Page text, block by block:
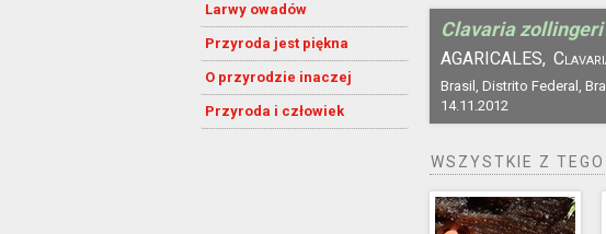
Larwy owadów
Przyroda jest piękna
O przyrodzie inaczej
Przyroda i człowiek
Clavaria zollingeri
AGARICALES,
Brasil, Distrito Federal,
14.11.2012
WSZYSTKIE Z